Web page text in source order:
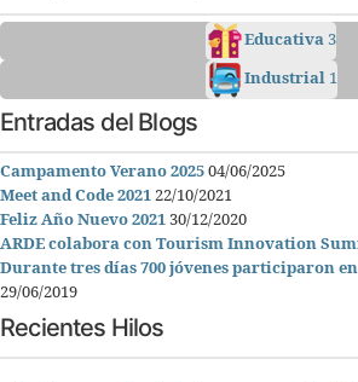
Educativa3
Industrial 1
Entradas del Blogs
Campamento Verano 202504/06/2025
Meet and Code 202122/10/2021
Feliz Año Nuevo 202130/12/2020
ARDE colabora con Tourism Innovation
Durante tres días 700 jóvenes participaron
29/06/2019
Recientes Hilos